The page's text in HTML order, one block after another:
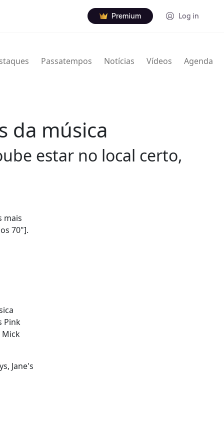
Premium Log in
Passatempos Notícias Vídeos Agenda
da música
estar no local certo,
mais
70"].
Pink
Mick
Jane's